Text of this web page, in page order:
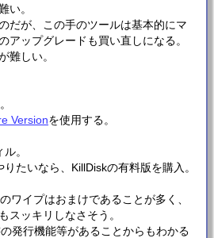
い。
だが、この手のツールは基本的にマ
アップグレードも買い直しになる。
難しい。
Versionを使用する。
。
たいなら、KillDiskの有料版を購入。
ワイプはおまけであることが多く、
スッキリしなさそう。
発行機能等があることからもわかる